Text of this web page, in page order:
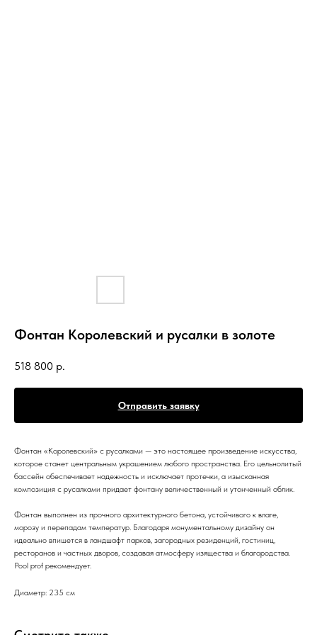
Фонтан Королевский и русалки в золоте
518 800 р.
Отправить заявку
Фонтан «Королевский» с русалками — это настоящее произведение искусства,
которое станет центральным украшением любого пространства. Его цельнолитый
бассейн обеспечивает надежность и исключает протечки, а изысканная
композиция с русалками придает фонтану величественный и утонченный облик.
Фонтан выполнен из прочного архитектурного бетона, устойчивого к влаге,
морозу и перепадам температур. Благодаря монументальному дизайну он
идеально впишется в ландшафт парков, загородных резиденций, гостиниц,
ресторанов и частных дворов, создавая атмосферу изящества и благородства.
Pool prof рекомендует.
Диаметр: 235 см